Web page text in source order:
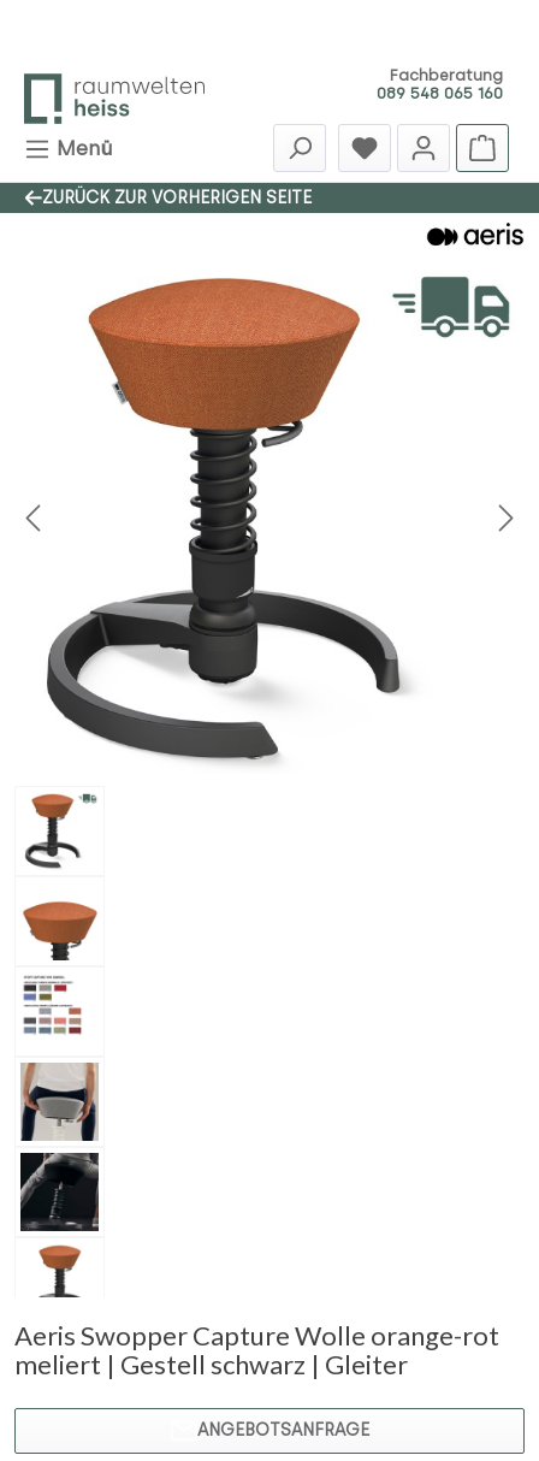
Fachberatung
089 548 065 160
Menü
ZURÜCK ZUR VORHERIGEN SEITE
Aeris Swopper Capture Wolle orange-rot
meliert | Gestell schwarz | Gleiter
Bildergalerie überspringen
ANGEBOTSANFRAGE